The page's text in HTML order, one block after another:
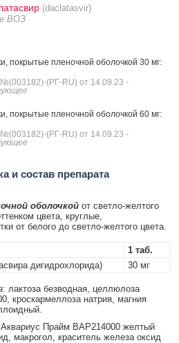
(daclatasvir)
ВОЗ
покрытые пленочной оболочкой 30 мг:
(РГ-RU) от 14.09.23 -
покрытые пленочной оболочкой 60 мг:
(РГ-RU) от 14.09.23 -
и состав препарата
оболочкой от светло-желтого
цвета, круглые,
от белого до светло-желтого цвета.
1 таб.
дигидрохлорида)
30 мг
: лактоза безводная, целлюлоза
кроскармеллоза натрия, магния
Аквариус Прайм ВАР214000 желтый
макрогол, краситель железа оксид